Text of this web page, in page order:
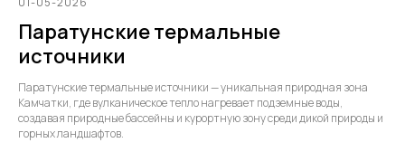
Паратунские термальные
источники
Паратунские термальные источники — уникальная природная зона
Камчатки, где вулканическое тепло нагревает подземные воды,
создавая природные бассейны и курортную зону среди дикой природы и
горных ландшафтов.